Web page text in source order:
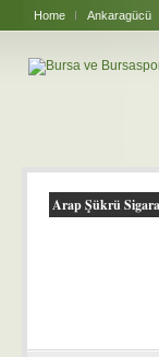
Home Ankaragücü
Arap Şükrü